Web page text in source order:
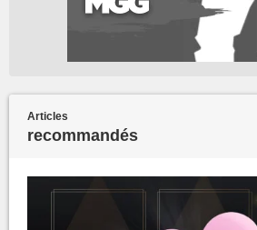
Articles
recommandés